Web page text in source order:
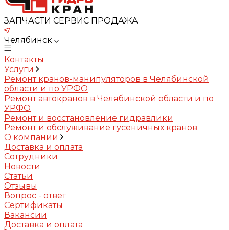
ЗАПЧАСТИ СЕРВИС ПРОДАЖА
Челябинск
Контакты
Услуги
Ремонт кранов-манипуляторов в Челябинской
области и по УРФО
Ремонт автокранов в Челябинской области и по
УРФО
Ремонт и восстановление гидравлики
Ремонт и обслуживание гусеничных кранов
О компании
Доставка и оплата
Сотрудники
Новости
Статьи
Отзывы
Вопрос - ответ
Сертификаты
Вакансии
Доставка и оплата